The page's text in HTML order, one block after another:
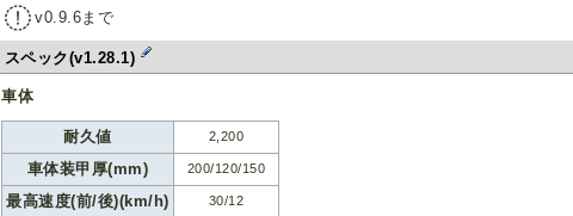
v0.9.6まで
スペック(v1.28.1)
車体
耐久値 2,200
車体装甲厚(mm) 200/120/150
最高速度(前/後)(km/h) 30/12